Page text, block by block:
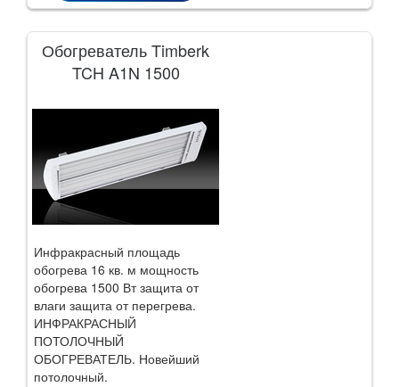
Обогреватель Timberk
TCH A1N 1500
Инфракрасный площадь
обогрева 16 кв. м мощность
обогрева 1500 Вт защита от
влаги защита от перегрева.
ИНФРАКРАСНЫЙ
ПОТОЛОЧНЫЙ
ОБОГРЕВАТЕЛЬ. Новейший
потолочный.